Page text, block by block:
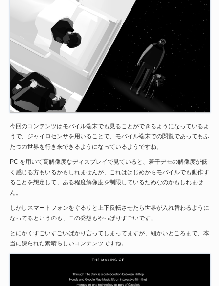
今回のコンテンツはモバイル端末でも見ることができるようになっているよ
うで、ジャイロセンサを用いることで、モバイル端末での閲覧であってもふ
たつの世界を行き来できるようになっているようですね。
PC を用いて高解像度なディスプレイで見ていると、若干デモの解像度が低
く感じる方もいるかもしれませんが、これははじめからモバイルでも動作す
ることを想定して、ある程度解像度を制限しているためなのかもしれませ
ん。
しかしスマートフォンをぐるりと上下反転させたら世界が入れ替わるように
なってるというのも、この発想もやっぱりすごいです。
とにかくすごいすごいばかり言ってしまってますが、細かいところまで、本
当に練られた素晴らしいコンテンツですね。